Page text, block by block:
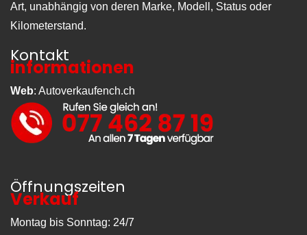
Art, unabhängig von deren Marke, Modell, Status oder
Kilometerstand.
Kontakt
informationen
Web: Autoverkaufench.ch
Öffnungszeiten
Verkauf
Montag bis Sonntag: 24/7